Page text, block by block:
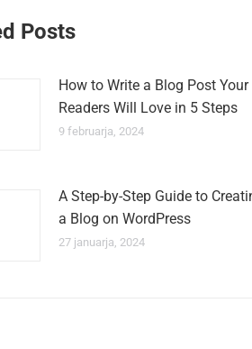
Posts
How to Write a Blog Post Your
Readers Will Love in 5 Steps
9 februarja, 2024
A Step-by-Step Guide to
a Blog on WordPress
27 januarja, 2024